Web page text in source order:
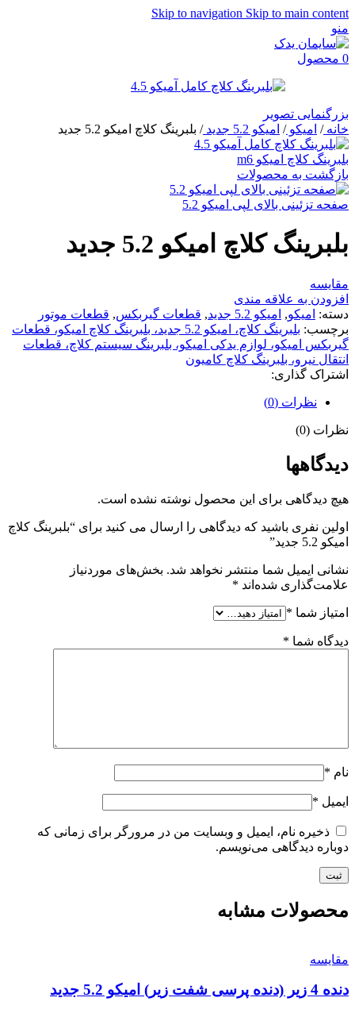
Skip to navigation Skip to main content
منو
0 محصول
بزرگنمایی تصویر
خانه/ امیکو/ امیکو 5.2 جدید / بلبرینگ کلاچ امیکو 5.2 جدید
بلبرینگ کلاچ امیکو m6
بازگشت به محصولات
صفحه تزئینی بالای لپی امیکو 5.2
بلبرینگ کلاچ امیکو 5.2 جدید
مقایسه
افزودن به علاقه مندی
دسته: امیکو, امیکو 5.2 جدید , قطعات گیربکس, قطعات موتور
برچسب:
بلبرینگ کلاچ، امیکو 5.2 جدید، بلبرینگ کلاچ امیکو، قطعات
گیربکس امیکو، لوازم یدکی امیکو، بلبرینگ سیستم کلاچ، قطعات
انتقال نیرو، بلبرینگ کلاچ کامیون
اشتراک گذاری:
نظرات (0)
نظرات (0)
دیدگاهها
هیچ دیدگاهی برای این محصول نوشته نشده است.
اولین نفری باشید که دیدگاهی را ارسال می کنید برای “بلبرینگ کلاچ
امیکو 5.2 جدید”
نشانی ایمیل شما منتشر نخواهد شد. بخش‌های موردنیاز
علامت‌گذاری شده‌اند *
امتیاز شما *
دیدگاه شما *
نام *
ایمیل *
ذخیره نام، ایمیل و وبسایت من در مرورگر برای زمانی که
دوباره دیدگاهی می‌نویسم.
محصولات مشابه
مقایسه
دنده 4 زیر (دنده پرسی شفت زیر) امیکو 5.2 جدید